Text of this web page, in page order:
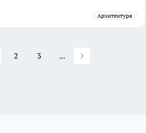
архитектура
2 3 ...